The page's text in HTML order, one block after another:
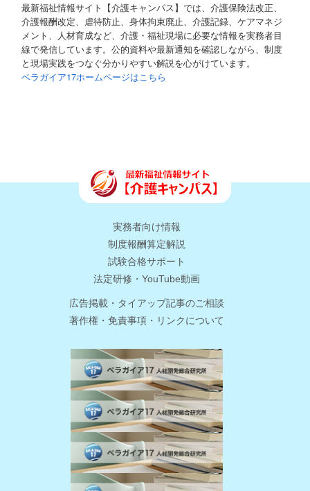
最新福祉情報サイト【介護キャンパス】では、介護保険法改正、
介護報酬改定、虐待防止、身体拘束廃止、介護記録、ケアマネジ
メント、人材育成など、介護・福祉現場に必要な情報を実務者目
線で発信しています。公的資料や最新通知を確認しながら、制度
と現場実践をつなぐ分かりやすい解説を心がけています。
ベラガイア17ホームページはこちら
実務者向け情報
制度報酬算定解説
試験合格サポート
法定研修・YouTube動画
広告掲載・タイアップ記事のご相談
著作権・免責事項・リンクについて